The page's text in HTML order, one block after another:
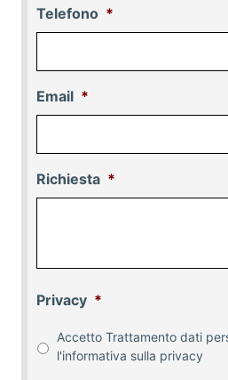
Telefono *
Email *
Richiesta *
Privacy *
Accetto Trattamento dati
l'informativa sulla privacy